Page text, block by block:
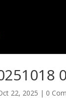
22, 2025 | 0